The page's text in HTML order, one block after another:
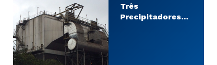
Três
Precipitadores